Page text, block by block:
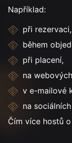
Například:
při rezervaci,
během
při placení,
na
v e-mailové
na
Čím více hostů